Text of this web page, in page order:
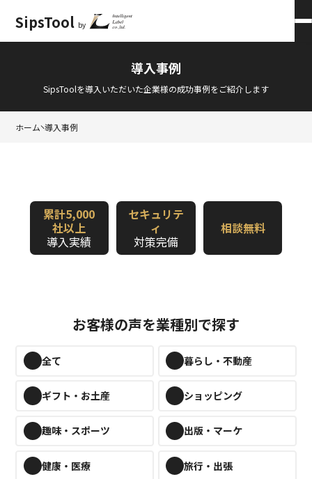
SipsTool by
会員ログイン
導入事例
SipsToolを導入いただいた企業様の成功事例をご紹介します
ホーム 導入事例
累計5,000
社以上
導入実績
セキュリテ
ィ
対策完備
相談無料
お客様の声を業種別で探す
全て 暮らし・不動産
ギフト・お土産 ショッピング
趣味・スポーツ 出版・マーケ
健康・医療 旅行・出張